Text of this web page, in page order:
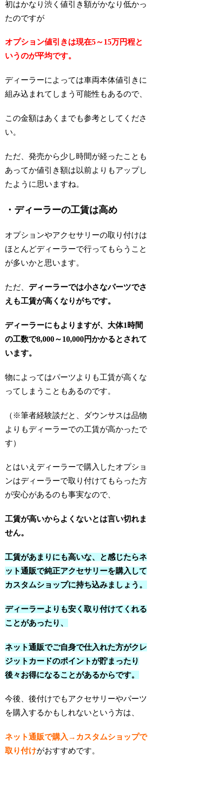
初はかなり渋く値引き額がかなり低かっ
たのですが
オプション値引きは現在5～15万円程と
いうのが平均です。
ディーラーによっては車両本体値引きに
組み込まれてしまう可能性もあるので、
この金額はあくまでも参考としてくださ
い。
ただ、発売から少し時間が経ったことも
あってか値引き額は以前よりもアップし
たように思いますね。
・ディーラーの工賃は高め
オプションやアクセサリーの取り付けは
ほとんどディーラーで行ってもらうこと
が多いかと思います。
ただ、ディーラーでは小さなパーツでさ
えも工賃が高くなりがちです。
ディーラーにもよりますが、大体1時間
の工数で8,000～10,000円かかるとされて
います。
物によってはパーツよりも工賃が高くな
ってしまうこともあるのです。
（※筆者経験談だと、ダウンサスは品物
よりもディーラーでの工賃が高かったで
す）
とはいえディーラーで購入したオプショ
ンはディーラーで取り付けてもらった方
が安心があるのも事実なので、
工賃が高いからよくないとは言い切れま
せん。
工賃があまりにも高いな、と感じたらネ
ット通販で純正アクセサリーを購入して
カスタムショップに持ち込みましょう。
ディーラーよりも安く取り付けてくれる
ことがあったり、
ネット通販でご自身で仕入れた方がクレ
ジットカードのポイントが貯まったり
後々お得になることがあるからです。
今後、後付けでもアクセサリーやパーツ
を購入するかもしれないという方は、
ネット通販で購入→カスタムショップで
取り付けがおすすめです。